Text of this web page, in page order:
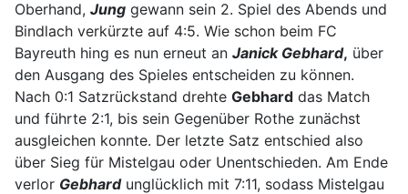
Oberhand, Jung gewann sein 2. Spiel des Abends und
Bindlach verkürzte auf 4:5. Wie schon beim FC
Bayreuth hing es nun erneut an Janick Gebhard, über
den Ausgang des Spieles entscheiden zu können.
Nach 0:1 Satzrückstand drehte Gebhard das Match
und führte 2:1, bis sein Gegenüber Rothe zunächst
ausgleichen konnte. Der letzte Satz entschied also
über Sieg für Mistelgau oder Unentschieden. Am Ende
verlor Gebhardunglücklich mit 7:11, sodass Mistelgau